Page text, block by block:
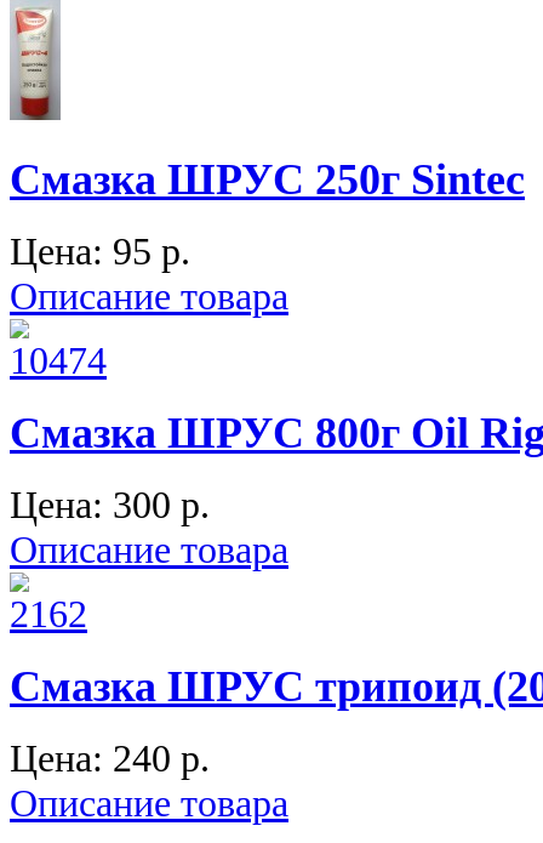
Смазка ШРУС 250г Sintec
Цена: 95 p.
Описание товара
Смазка ШРУС 800г Oil
Цена: 300 p.
Описание товара
Смазка ШРУС трипоид
Цена: 240 p.
Описание товара